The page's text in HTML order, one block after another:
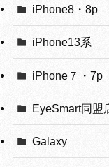
iPhone8・8p
iPhone13系
iPhone７・7p
EyeSmart同盟
Galaxy